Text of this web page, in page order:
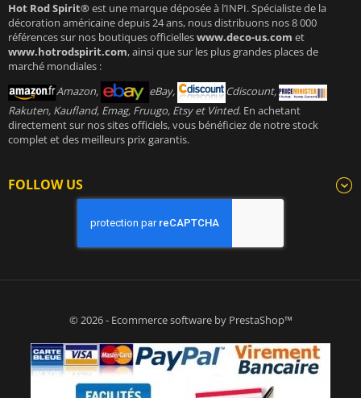
Hot Rod Spirit®est une marque déposée à l’INPI. Spécialiste de la
décoration américaine depuis 24 ans, nous distribuons nos 8 000
références sur nos boutiques officielleswww.deco-us.com et
www.hotrodspirit.com, ainsi que sur les plus grandes places de
marché mondiales :
Amazon,
eBay,
Cdiscount,
Rakuten, Kaufland, Emag, Fruugo, Etsy et Vinted. En achetant
directement sur nos sites officiels, vous bénéficiez de notre stock
complet et des meilleurs prix garantis.
FOLLOW US
© 2026 - Ecommerce software by PrestaShop™